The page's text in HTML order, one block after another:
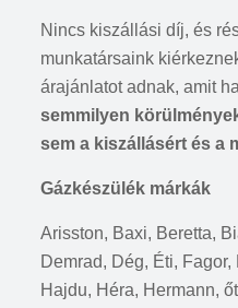
Nincs kiszállási díj, és
munkatársaink
árajánlatot adnak, amit
semmilyen
sem a kiszállásért és a
Gázkészülék márkák
Arisston, Baxi, Beretta,
Demrad, Dég, Éti,
Hajdu, Héra, Hermann,